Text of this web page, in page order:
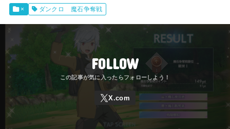
× ダンクロ 魔石争奪戦
FOLLOW